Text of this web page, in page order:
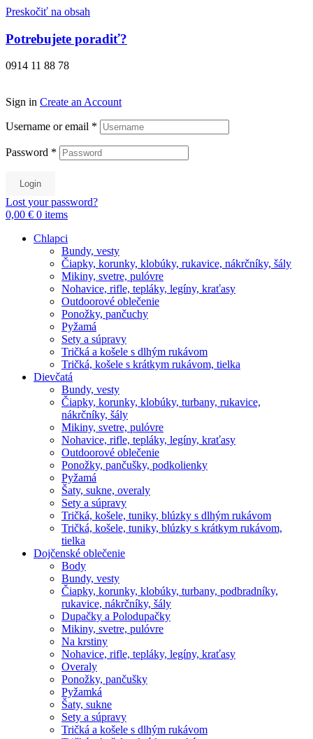
Preskočiť na obsah
Potrebujete poradiť?
0914 11 88 78
Sign in Create an Account
Username or email *
Password *
Login
Lost your password?
0,00 € 0 items
Chlapci
Bundy, vesty
Čiapky, korunky, klobúky, rukavice, nákrčníky, šály
Mikiny, svetre, pulóvre
Nohavice, rifle, tepláky, legíny, kraťasy
Outdoorové oblečenie
Ponožky, pančuchy
Pyžamá
Sety a súpravy
Tričká a košele s dlhým rukávom
Tričká, košele s krátkym rukávom, tielka
Dievčatá
Bundy, vesty
Čiapky, korunky, klobúky, turbany, rukavice,
nákrčníky, šály
Mikiny, svetre, pulóvre
Nohavice, rifle, tepláky, legíny, kraťasy
Outdoorové oblečenie
Ponožky, pančušky, podkolienky
Pyžamá
Šaty, sukne, overaly
Sety a súpravy
Tričká, košele, tuniky, blúzky s dlhým rukávom
Tričká, košele, tuniky, blúzky s krátkym rukávom,
tielka
Dojčenské oblečenie
Body
Bundy, vesty
Čiapky, korunky, klobúky, turbany, podbradníky,
rukavice, nákrčníky, šály
Dupačky a Polodupačky
Mikiny, svetre, pulóvre
Na krstiny
Nohavice, rifle, tepláky, legíny, kraťasy
Overaly
Ponožky, pančušky
Pyžamká
Šaty, sukne
Sety a súpravy
Tričká a košele s dlhým rukávom